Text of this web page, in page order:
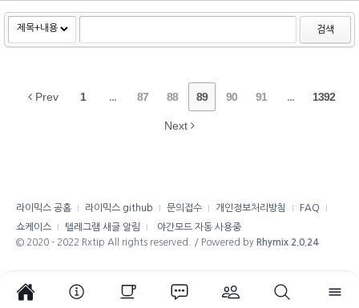
검색
Prev 1 ... 87 88 89 90 91 ... 1392
Next
라이믹스 공홈 라이믹스 github 문의접수 개인정보처리방침
FAQ
쇼케이스
텔레그램 새글 알림
야간모드 자동 사용중
© 2020 - 2022 Rxtip All rights reserved. / Powered by Rhymix 2.0.24